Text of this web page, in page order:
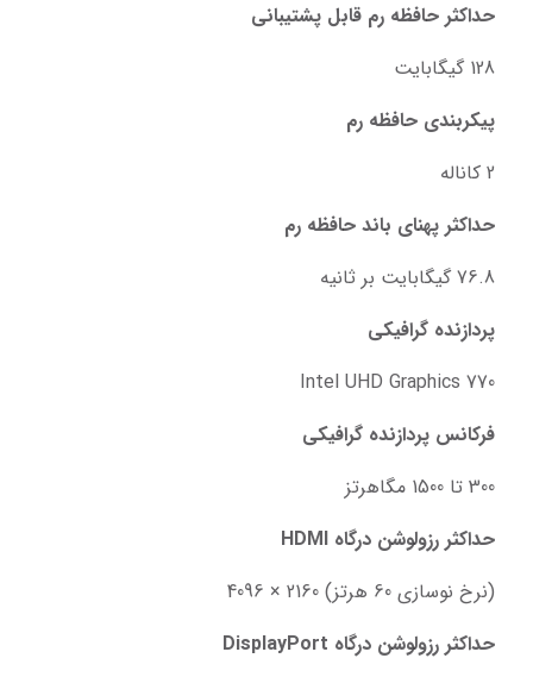
حداکثر حافظه رم قابل پشتیبانی
128 گیگابایت
پیکربندی حافظه رم
2 کاناله
حداکثر پهنای باند حافظه رم
76.8 گیگابایت بر ثانیه
پردازنده گرافیکی
Intel UHD Graphics 770
فرکانس پردازنده گرافیکی
300 تا 1500 مگاهرتز
حداکثر رزولوشن درگاه HDMI
(نرخ نوسازی 60 هرتز) 2160 × 4096
حداکثر رزولوشن درگاه DisplayPort